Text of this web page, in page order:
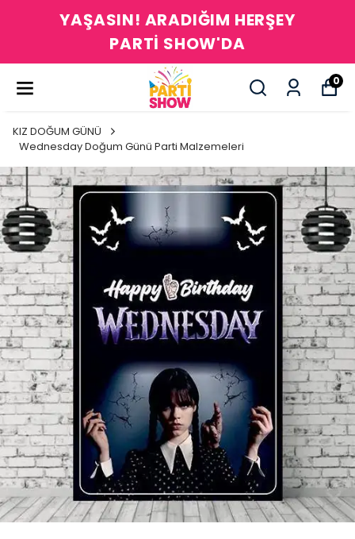
YAŞASIN! ARADIĞIM HERŞEY
PARTİ SHOW'DA
0
KIZ DOĞUM GÜNÜ
Wednesday Doğum Günü Parti Malzemeleri